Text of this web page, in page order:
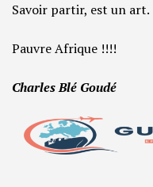
Savoir partir, est un art.
Pauvre Afrique !!!!
Charles Blé Goudé